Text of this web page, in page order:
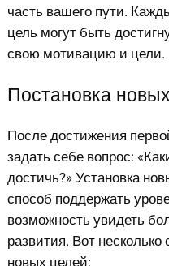
часть вашего пути.
цель могут быть
свою мотивацию и цели.
Постановка
После достижения
задать себе вопрос:
достичь?» Установка
способ поддержать
возможность увидеть
развития. Вот